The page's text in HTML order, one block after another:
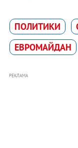
ПОЛИТИКИ
ЕВРОМАЙДАН
РЕКЛАМА